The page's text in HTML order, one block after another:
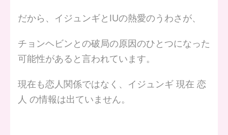
だから、イジュンギとIUの熱愛のうわさが、
チョンヘビンとの破局の原因のひとつになった
可能性があると言われています。
現在も恋人関係ではなく、イジュンギ 現在 恋
人 の情報は出ていません。